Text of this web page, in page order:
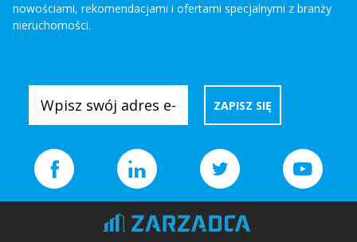
nowościami, rekomendacjami i ofertami specjalnymi z branży
nieruchomości.